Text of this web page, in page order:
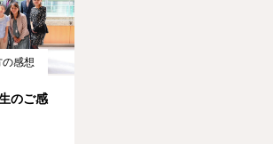
感想
のご感